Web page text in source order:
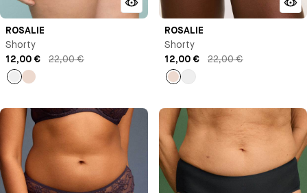
ROSALIE
Shorty
12,00 €
22,00 €
Blanc
ROSALIE
Shorty
12,00 €
22,00 €
RoseBlanc